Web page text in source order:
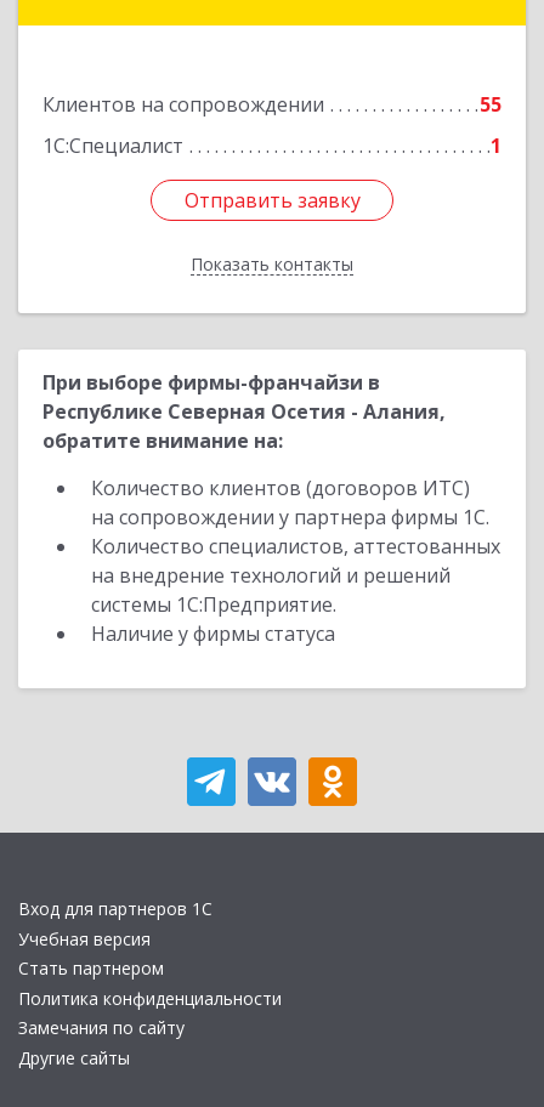
Клиентов на сопровождении
55
1С:Специалист
1
Отправить заявку
Показать контакты
Отправить заявку
Назад
При выборе фирмы-франчайзи в
Республике Северная Осетия - Алания,
обратите внимание на:
Количество клиентов (договоров ИТС)
на сопровождении у партнера фирмы 1С.
Количество специалистов, аттестованных
на внедрение технологий и решений
системы 1С:Предприятие.
Наличие у фирмы статуса
Вход для партнеров 1С
Учебная версия
Стать партнером
Политика конфиденциальности
Замечания по сайту
Другие сайты